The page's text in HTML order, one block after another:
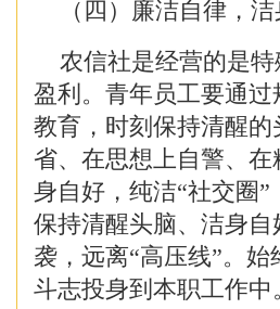
（四）廉洁自律，洁
农信社是经营的是特
盈利。青年员工要通
教育，时刻保持清醒
省、在思想上自警、
身自好，纯洁“社交圈”
保持清醒头脑、洁身
袭，远离“高压线”。
斗志投身到本职工作中